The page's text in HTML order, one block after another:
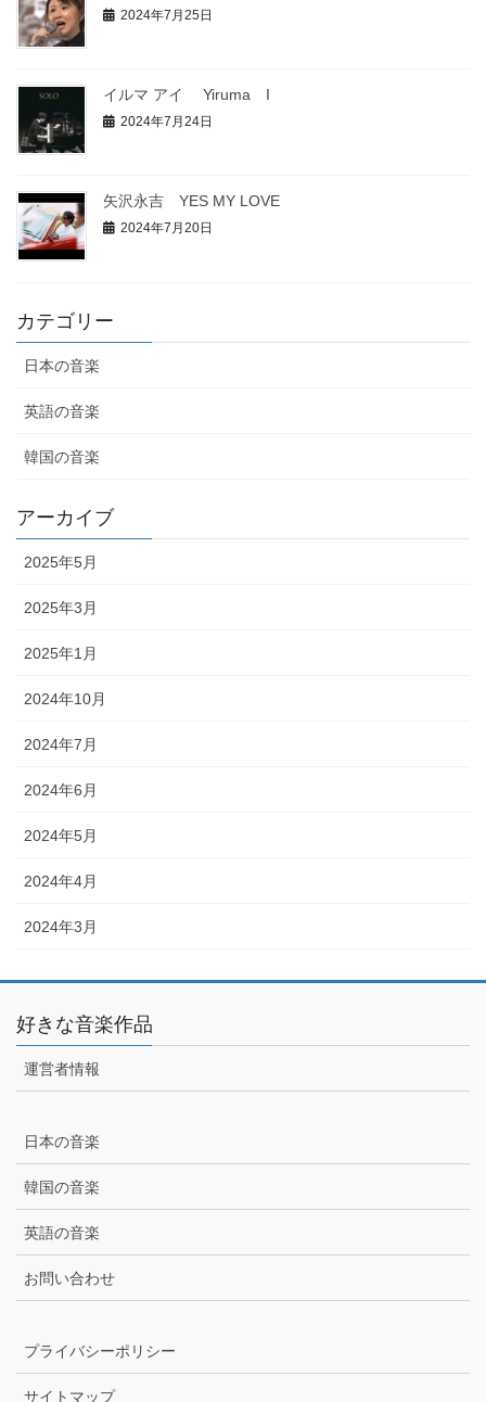
2024年7月25日
イルマ アイ Yiruma I
2024年7月24日
矢沢永吉 YES MY LOVE
2024年7月20日
カテゴリー
日本の音楽
英語の音楽
韓国の音楽
アーカイブ
2025年5月
2025年3月
2025年1月
2024年10月
2024年7月
2024年6月
2024年5月
2024年4月
2024年3月
好きな音楽作品
運営者情報
日本の音楽
韓国の音楽
英語の音楽
お問い合わせ
プライバシーポリシー
サイトマップ